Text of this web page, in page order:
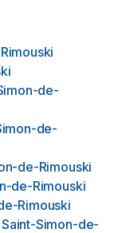
de-
de-
de-Rimouski
de-Rimouski
Rimouski
Saint-Simon-de-